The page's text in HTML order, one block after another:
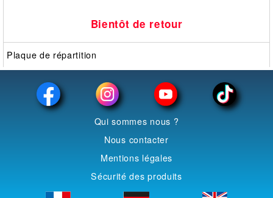
Bientôt de retour
Plaque de répartition
Qui sommes nous ?
Nous contacter
Mentions légales
Sécurité des produits